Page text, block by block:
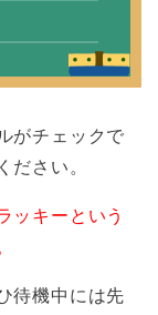
がチェックで
ださい。
ッキーという
待機中には先